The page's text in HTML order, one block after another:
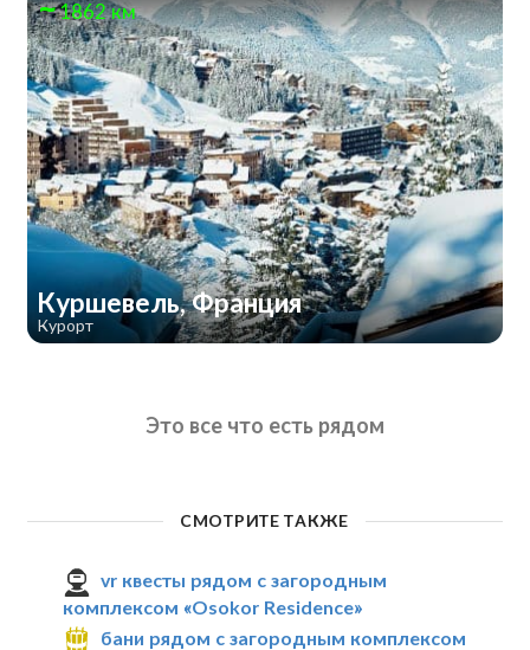
1862 км
Куршевель, Франция
Курорт
Это все что есть рядом
СМОТРИТЕ ТАКЖЕ
vr квесты рядом с загородным
комплексом «Osokor Residence»
бани рядом с загородным комплексом